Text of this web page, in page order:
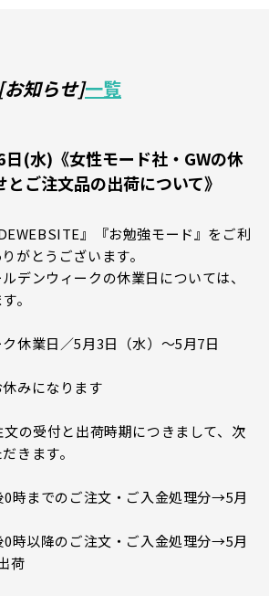
[お知らせ]一覧
(水)《女性モード社・GWの休
ご注文品の出荷について》
』『お勉強モード』をご利
がとうございます。
デンウィークの休業日については、
。
ク休業日／5月3日（水）～5月7日
みになります
の受付と出荷時期につきまして、次
きます。
時までのご注文・ご入金処理分→5月
時以降のご注文・ご入金処理分→5月
荷